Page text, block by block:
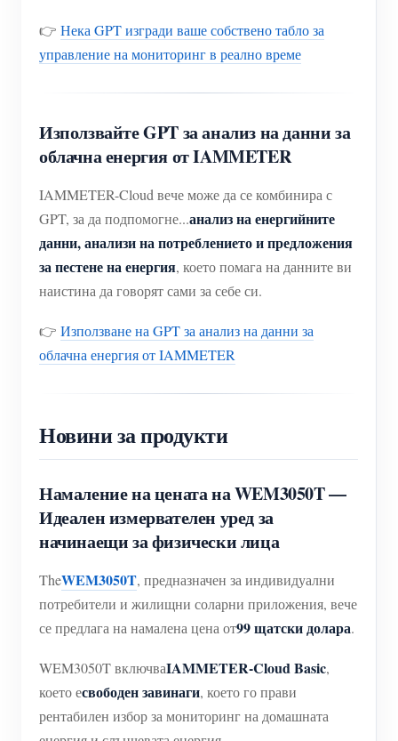
👉 Нека GPT изгради ваше собствено табло за
управление на мониторинг в реално време
Използвайте GPT за анализ на данни за
облачна енергия от IAMMETER
IAMMETER-Cloud вече може да се комбинира с
GPT, за да подпомогне...анализ на енергийните
данни, анализи на потреблението и предложения
за пестене на енергия, което помага на данните ви
наистина да говорят сами за себе си.
👉 Използване на GPT за анализ на данни за
облачна енергия от IAMMETER
Новини за продукти
Намаление на цената на WEM3050T —
Идеален измервателен уред за
начинаещи за физически лица
TheWEM3050T, предназначен за индивидуални
потребители и жилищни соларни приложения, вече
се предлага на намалена цена от99 щатски долара.
WEM3050T включваIAMMETER-Cloud Basic,
което есвободен завинаги, което го прави
рентабилен избор за мониторинг на домашната